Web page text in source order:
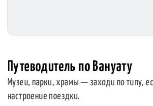
Путеводитель по Вануату
Музеи, парки, храмы — заходи по типу,
настроение поездки.